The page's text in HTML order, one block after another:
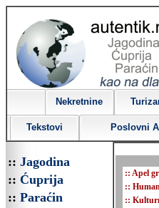
Nekretnine
Tekstovi Poslovni
:: Jagodina
:: Ćuprija
:: Paraćin
:: Apel
::
::